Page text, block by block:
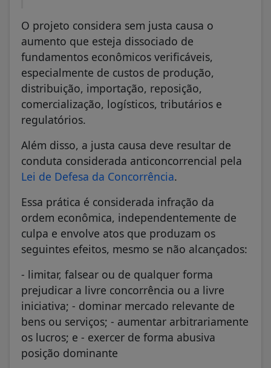
O projeto considera sem justa causa o
aumento que esteja dissociado de
fundamentos econômicos verificáveis,
especialmente de custos de produção,
distribuição, importação, reposição,
comercialização, logísticos, tributários e
regulatórios.
Além disso, a justa causa deve resultar de
conduta considerada anticoncorrencial pela
Lei de Defesa da Concorrência.
Essa prática é considerada infração da
ordem econômica, independentemente de
culpa e envolve atos que produzam os
seguintes efeitos, mesmo se não alcançados:
- limitar, falsear ou de qualquer forma
prejudicar a livre concorrência ou a livre
iniciativa; - dominar mercado relevante de
bens ou serviços; - aumentar arbitrariamente
os lucros; e - exercer de forma abusiva
posição dominante